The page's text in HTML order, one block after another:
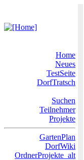
Home
Neues
TestSeite
DorfTratsch
Suchen
Teilnehmer
Projekte
GartenPlan
DorfWiki
OrdnerProjekte_alt